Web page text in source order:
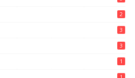
2
3
3
1